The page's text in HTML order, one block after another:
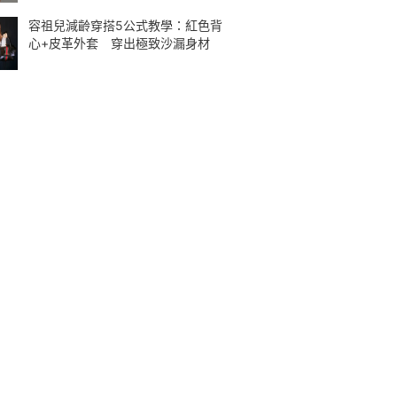
容祖兒減齡穿搭5公式教學：紅色背
心+皮革外套 穿出極致沙漏身材